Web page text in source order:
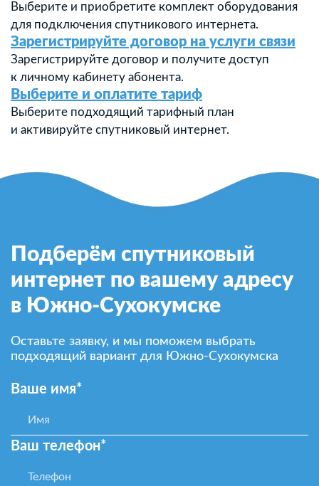
Выберите и приобретите комплект оборудования
для подключения спутникового интернета.
Зарегистрируйте договор на услуги связи
Зарегистрируйте договор и получите доступ
к личному кабинету абонента.
Выберите и оплатите тариф
Выберите подходящий тарифный план
и активируйте спутниковый интернет.
Подберём спутниковый
интернет по вашему адресу
в Южно-Сухокумске
Оставьте заявку, и мы поможем выбрать
подходящий вариант для Южно-Сухокумска
Ваше имя*
Ваш телефон*